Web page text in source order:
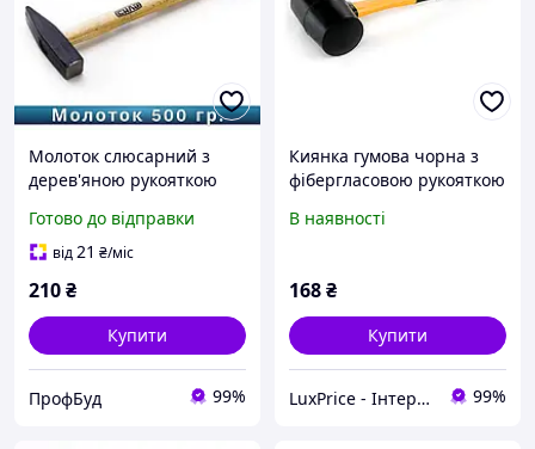
Молоток слюсарний з
дерев'яною рукояткою
Готово до відправки
від21 ₴/міс
210₴
Купити
ПрофБуд 99%
Киянка гумова чорна з
фібергласовою рукояткою
LuxPrice
В наявності
168₴
Купити
LuxPrice - Інтернет магазин інструментів і автоаксесуарів 99%